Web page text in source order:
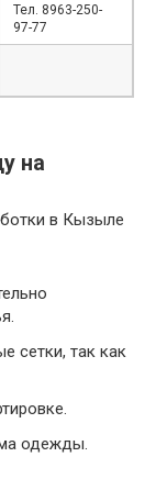
Тел. 8963-250-
97-77
на
в Кызыле
сетки, так как
одежды.